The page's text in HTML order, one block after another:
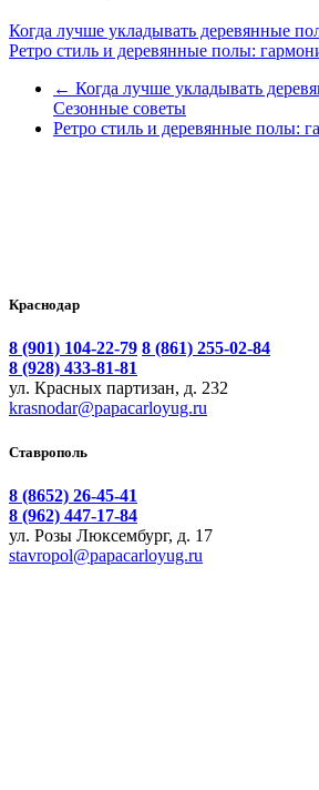
Когда лучше укладывать деревянные
Ретро стиль и деревянные полы:
← Когда лучше укладывать
Сезонные советы
Ретро стиль и деревянные полы:
Краснодар
8 (901) 104-22-79 8 (861) 255-02-84
8 (928) 433-81-81
ул. Красных партизан, д. 232
krasnodar@papacarloyug.ru
Ставрополь
8 (8652) 26-45-41
8 (962) 447-17-84
ул. Розы Люксембург, д. 17
stavropol@papacarloyug.ru